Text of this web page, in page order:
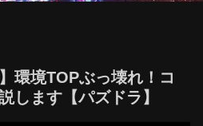
環境TOPぶっ壊れ！コ
します【パズドラ】